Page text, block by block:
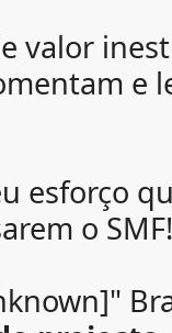
valor
e
esforço
o SMF!